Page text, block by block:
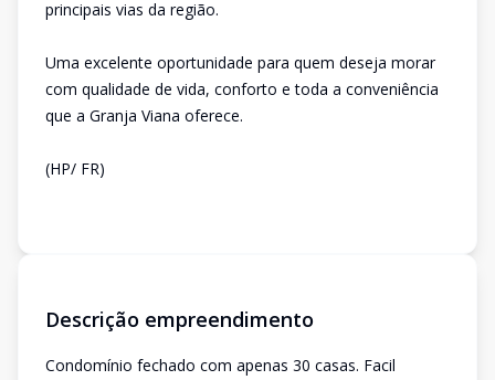
principais vias da região.
Uma excelente oportunidade para quem deseja morar
com qualidade de vida, conforto e toda a conveniência
que a Granja Viana oferece.
(HP/ FR)
Descrição empreendimento
Condomínio fechado com apenas 30 casas. Facil